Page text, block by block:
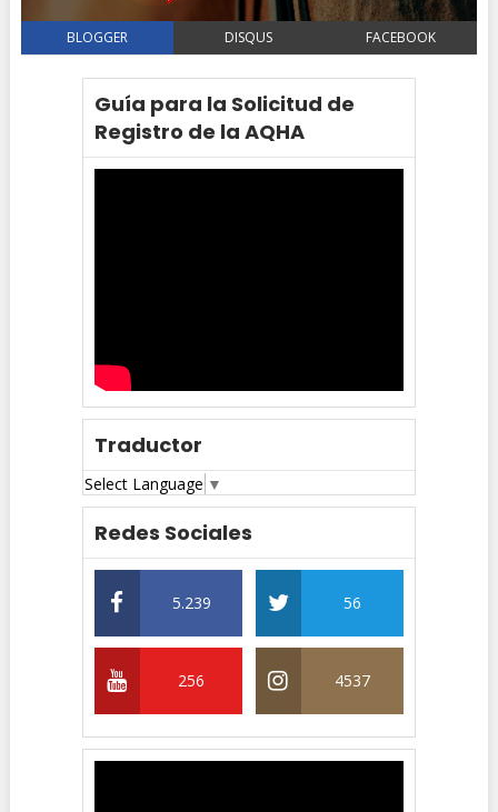
BLOGGER DISQUS FACEBOOK
Guía para la Solicitud de
Registro de la AQHA
Traductor
Select Language ▼
Redes Sociales
5.239 56
256 4537